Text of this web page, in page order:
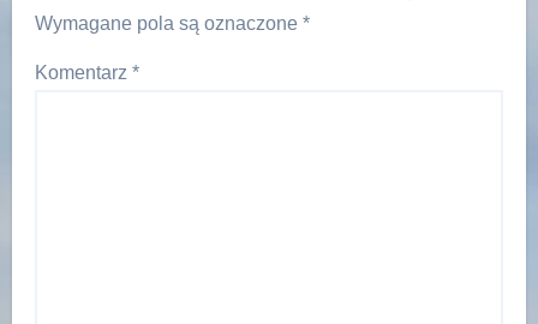
Wymagane pola są oznaczone *
Komentarz *